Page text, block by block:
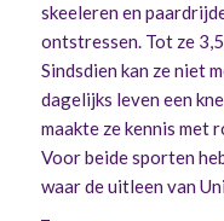
skeeleren en
ontstressen. Tot ze
Sindsdien kan ze niet
dagelijks leven een
maakte ze kennis met
Voor beide sporten
waar de uitleen van